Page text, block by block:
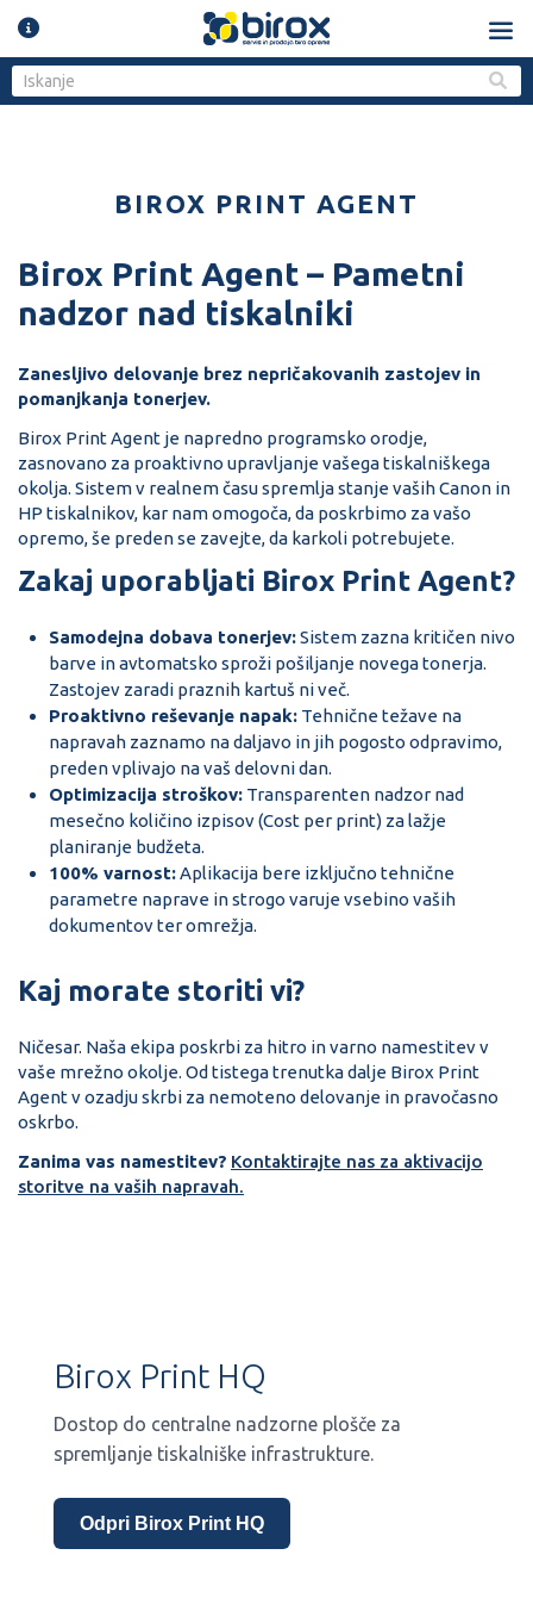
BIROX PRINT AGENT
Birox Print Agent – Pametni
nadzor nad tiskalniki
Zanesljivo delovanje brez nepričakovanih zastojev in
pomanjkanja tonerjev.
Birox Print Agent je napredno programsko orodje,
zasnovano za proaktivno upravljanje vašega tiskalniškega
okolja. Sistem v realnem času spremlja stanje vaših Canon in
HP tiskalnikov, kar nam omogoča, da poskrbimo za vašo
opremo, še preden se zavejte, da karkoli potrebujete.
Zakaj uporabljati Birox Print Agent?
Samodejna dobava tonerjev:Sistem zazna kritičen nivo
barve in avtomatsko sproži pošiljanje novega tonerja.
Zastojev zaradi praznih kartuš ni več.
Proaktivno reševanje napak: Tehnične težave na
napravah zaznamo na daljavo in jih pogosto odpravimo,
preden vplivajo na vaš delovni dan.
Optimizacija stroškov: Transparenten nadzor nad
mesečno količino izpisov (Cost per print) za lažje
planiranje budžeta.
100% varnost:Aplikacija bere izključno tehnične
parametre naprave in strogo varuje vsebino vaših
dokumentov ter omrežja.
Kaj morate storiti vi?
Ničesar. Naša ekipa poskrbi za hitro in varno namestitev v
vaše mrežno okolje. Od tistega trenutka dalje Birox Print
Agent v ozadju skrbi za nemoteno delovanje in pravočasno
oskrbo.
Zanima vas namestitev? Kontaktirajte nas za aktivacijo
storitve na vaših napravah.
Birox Print HQ
Dostop do centralne nadzorne plošče za
spremljanje tiskalniške infrastrukture.
Odpri Birox Print HQ